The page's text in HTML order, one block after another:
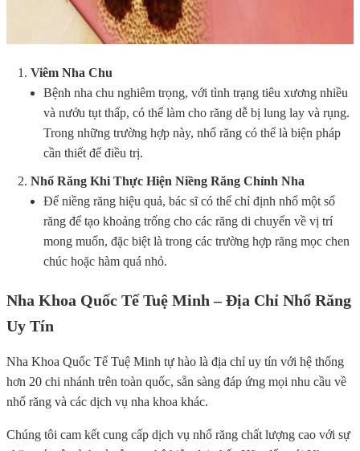
Viêm Nha Chu
Bệnh nha chu nghiêm trọng, với tình trạng tiêu xương nhiều
và nướu tụt thấp, có thể làm cho răng dễ bị lung lay và rụng.
Trong những trường hợp này, nhổ răng có thể là biện pháp
cần thiết để điều trị.
Nhổ Răng Khi Thực Hiện Niềng Răng Chỉnh Nha
Để niềng răng hiệu quả, bác sĩ có thể chỉ định nhổ một số
răng để tạo khoảng trống cho các răng di chuyển về vị trí
mong muốn, đặc biệt là trong các trường hợp răng mọc chen
chúc hoặc hàm quá nhỏ.
Nha Khoa Quốc Tế Tuệ Minh – Địa Chỉ Nhổ Răng
Uy Tín
Nha Khoa Quốc Tế Tuệ Minh tự hào là địa chỉ uy tín với hệ thống
hơn 20 chi nhánh trên toàn quốc, sẵn sàng đáp ứng mọi nhu cầu về
nhổ răng và các dịch vụ nha khoa khác.
Chúng tôi cam kết cung cấp dịch vụ nhổ răng chất lượng cao với sự